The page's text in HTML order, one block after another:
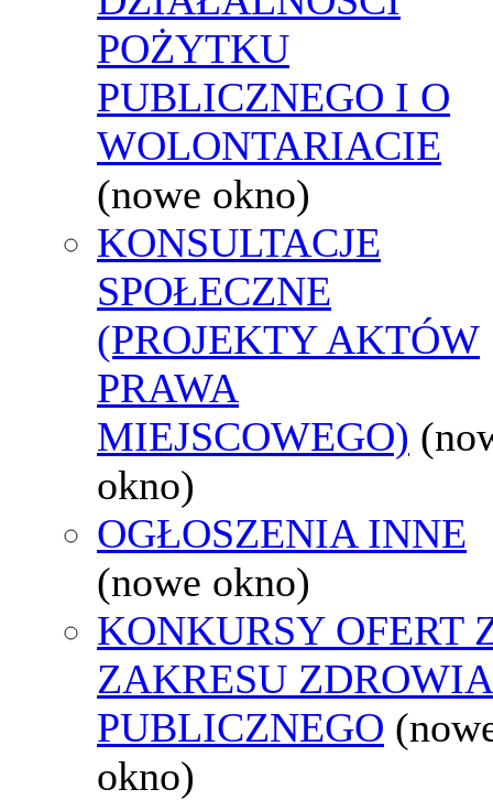
POŻYTKU
PUBLICZNEGO I O
WOLONTARIACIE
(nowe okno)
KONSULTACJE
SPOŁECZNE
(PROJEKTY AKTÓW
PRAWA
MIEJSCOWEGO)
okno)
OGŁOSZENIA INNE
(nowe okno)
KONKURSY OFERT
ZAKRESU ZDROWIA
PUBLICZNEGO
okno)